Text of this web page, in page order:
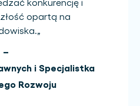
konkurencję i
opartą na
„
–
i Specjalistka
Rozwoju